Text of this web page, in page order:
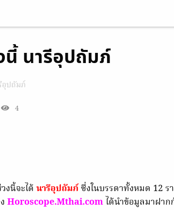
นี้ นารีอุปถัมภ์
อุปถัมภ์
4
งนี้จะได้นารีอุปถัมภ์ซึ่งในบรรดาทั้งหมด 12 ร
Horoscope.Mthai.com ได้นำข้อมูลมาฝา